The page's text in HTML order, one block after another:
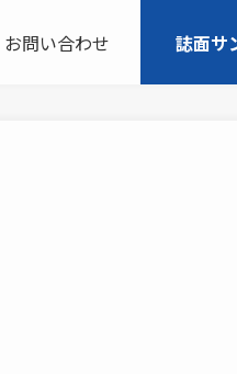
お問い合わせ 誌面サ